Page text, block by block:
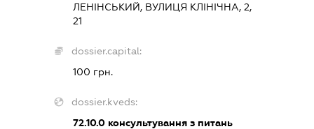
ЛЕНІНСЬКИЙ, ВУЛИЦЯ КЛІНІЧНА, 2,
21
dossier.capital:
100 грн.
dossier.kveds:
72.10.0 консультування з питань